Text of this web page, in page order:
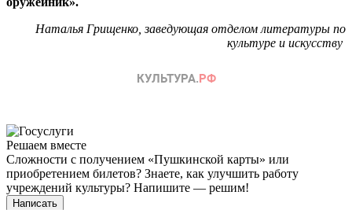
Наталья Грищенко, заведующая отделом литературы по
культуре и искусству
Решаем вместе
Сложности с получением «Пушкинской карты» или
приобретением билетов? Знаете, как улучшить работу
учреждений культуры? Напишите — решим!
Написать